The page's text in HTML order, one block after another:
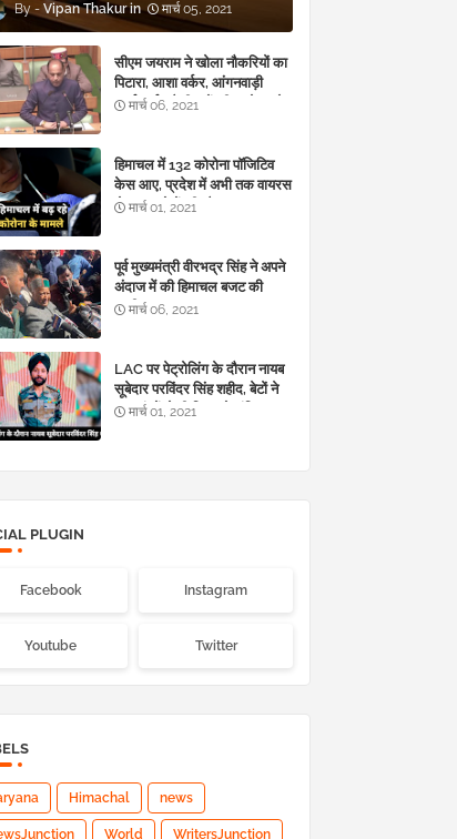
Vipan Thakur मार्च 05, 2021
सीएम जयराम ने खोला नौकरियों का
पिटारा, आशा वर्कर, आंगनवाड़ी
कार्यकर्ता, चौकीदारों की बल्ले-बल्ले
मार्च 06, 2021
हिमाचल में 132 कोरोना पॉजिटिव
केस आए, प्रदेश में अभी तक वायरस
से 983 लोगों की मौत
मार्च 01, 2021
पूर्व मुख्यमंत्री वीरभद्र सिंह ने अपने
अंदाज में की हिमाचल बजट की
‘तारीफ’
मार्च 06, 2021
LAC पर पेट्रोलिंग के दौरान नायब
सूबेदार परविंदर सिंह शहीद, बेटों ने
नम आंखों से दी पिता को अंतिम
मार्च 01, 2021
PLUGIN
Facebook Instagram
Youtube Twitter
Himachal news
World WritersJunction